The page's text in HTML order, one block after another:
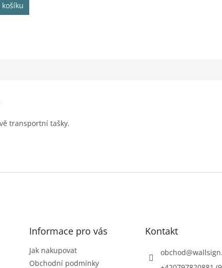
košíku
transportní tašky.
Informace pro vás
Jak nakupovat
Obchodní podmínky
Kontakt
obchod@